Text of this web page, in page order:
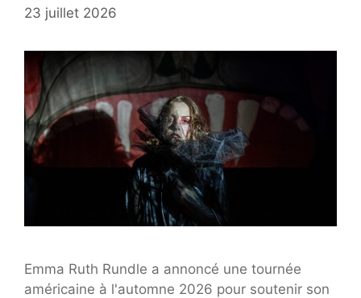
23 juillet 2026
Emma Ruth Rundle a annoncé une tournée
américaine à l'automne 2026 pour soutenir son